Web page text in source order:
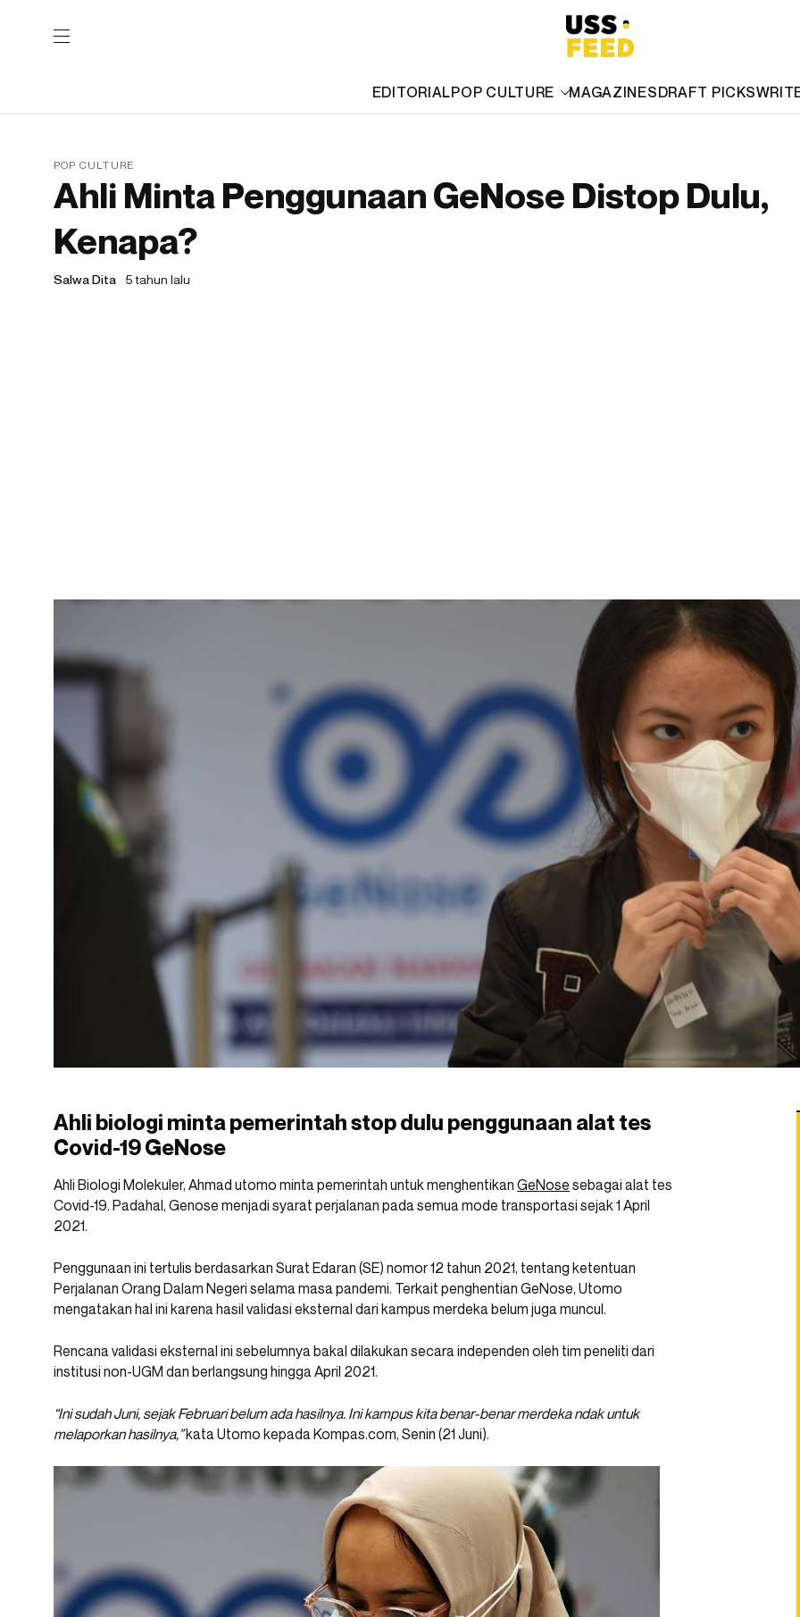
EDITORIALPOP CULTURE MAGAZINESDRAFT PICKS
POP CULTURE
Ahli Minta Penggunaan GeNose Distop Dulu,
Kenapa?
Salwa Dita 5 tahun lalu
Ahli biologi minta pemerintah stop dulu penggunaan alat tes
Covid-19 GeNose
Ahli Biologi Molekuler, Ahmad utomo minta pemerintah untuk menghentikan GeNose sebagai alat tes
Covid-19. Padahal, Genose menjadi syarat perjalanan pada semua mode transportasi sejak 1 April
2021.
Penggunaan ini tertulis berdasarkan Surat Edaran (SE) nomor 12 tahun 2021, tentang ketentuan
Perjalanan Orang Dalam Negeri selama masa pandemi. Terkait penghentian GeNose, Utomo
mengatakan hal ini karena hasil validasi eksternal dari kampus merdeka belum juga muncul.
Rencana validasi eksternal ini sebelumnya bakal dilakukan secara independen oleh tim peneliti dari
institusi non-UGM dan berlangsung hingga April 2021.
“Ini sudah Juni, sejak Februari belum ada hasilnya. Ini kampus kita benar-benar merdeka ndak untuk
melaporkan hasilnya,”kata Utomo kepada Kompas.com, Senin (21 Juni).